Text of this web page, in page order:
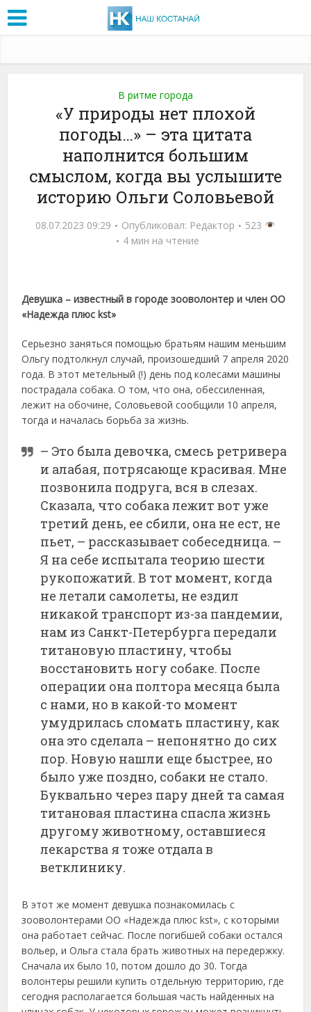
В ритме города
«У природы нет плохой
погоды…» – эта цитата
наполнится большим
смыслом, когда вы услышите
историю Ольги Соловьевой
08.07.2023 09:29 Опубликовал: Редактор
523
4 мин на чтение
Девушка – известный в городе зооволонтер и член ОО
«Надежда плюс kst»
Серьезно заняться помощью братьям нашим меньшим
Ольгу подтолкнул случай, произошедший 7 апреля 2020
года. В этот метельный (!) день под колесами машины
пострадала собака. О том, что она, обессиленная,
лежит на обочине, Соловьевой сообщили 10 апреля,
тогда и началась борьба за жизнь.
– Это была девочка, смесь ретривера
и алабая, потрясающе красивая. Мне
позвонила подруга, вся в слезах.
Сказала, что собака лежит вот уже
третий день, ее сбили, она не ест, не
пьет, – рассказывает собеседница. –
Я на себе испытала теорию шести
рукопожатий. В тот момент, когда
не летали самолеты, не ездил
никакой транспорт из-за пандемии,
нам из Санкт-Петербурга передали
титановую пластину, чтобы
восстановить ногу собаке. После
операции она полтора месяца была
с нами, но в какой-то момент
умудрилась сломать пластину, как
она это сделала – непонятно до сих
пор. Новую нашли еще быстрее, но
было уже поздно, собаки не стало.
Буквально через пару дней та самая
титановая пластина спасла жизнь
другому животному, оставшиеся
лекарства я тоже отдала в
ветклинику.
В этот же момент девушка познакомилась с
зооволонтерами ОО «Надежда плюс kst», с которыми
она работает сейчас. После погибшей собаки остался
вольер, и Ольга стала брать животных на передержку.
Сначала их было 10, потом дошло до 30. Тогда
волонтеры решили купить отдельную территорию, где
сегодня располагается большая часть найденных на